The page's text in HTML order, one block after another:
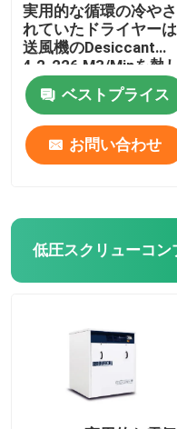
実用的な循環の冷やさ
れていたドライヤーは
送風機のDesiccant
4.2-226 M3/Minを熱し
た
ベストプライス
お問い合わせ
低圧スクリューコン